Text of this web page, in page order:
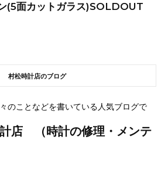
(5面カットガラス)SOLDOUT
村松時計店のブログ
のことなどを書いている人気ブログで
店 （時計の修理・メンテ